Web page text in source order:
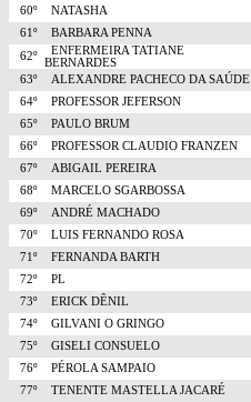
60º
NATASHA
61º
BARBARA PENNA
62º
ENFERMEIRA TATIANE
BERNARDES
63º
ALEXANDRE PACHECO DA SAÚDE
64º
PROFESSOR JEFERSON
65º
PAULO BRUM
66º
PROFESSOR CLAUDIO FRANZEN
67º
ABIGAIL PEREIRA
68º
MARCELO SGARBOSSA
69º
ANDRÉ MACHADO
70º
LUIS FERNANDO ROSA
71º
FERNANDA BARTH
72º
PL
73º
ERICK DÊNIL
74º
GILVANI O GRINGO
75º
GISELI CONSUELO
76º
PÉROLA SAMPAIO
77º
TENENTE MASTELLA JACARÉ